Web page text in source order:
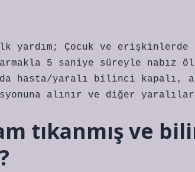
yardım; Çocuk ve
5 saniye süreyle nabız
hasta/yaralı bilinci kapalı,
alınır ve diğer
tıkanmış ve